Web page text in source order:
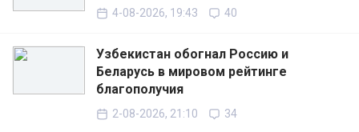
4-08-2026, 19:43 40
Узбекистан обогнал Россию и
Беларусь в мировом рейтинге
благополучия
2-08-2026, 21:10 34